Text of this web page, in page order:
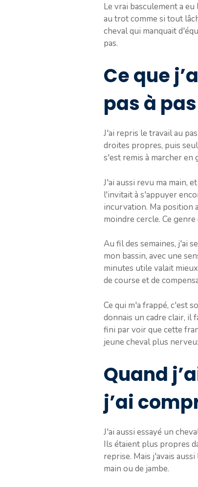
Le vrai basculement a
au trot comme si tout
cheval qui manquait
pas.
Ce que
pas à pas
J'ai repris le travail au
droites propres, puis
s'est remis à marcher en
J'ai aussi revu ma main,
l'invitait à s'appuyer
incurvation. Ma position
moindre cercle. Ce
Au fil des semaines, j'ai
mon bassin, avec une
minutes utile valait
de course et de
Ce qui m'a frappé, c'est
donnais un cadre clair, il
fini par voir que cette
jeune cheval plus
Quand
j’ai
J'ai aussi essayé un
Ils étaient plus propres
reprise. Mais j'avais
main ou de jambe.